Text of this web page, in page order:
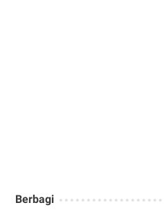
Berbagi